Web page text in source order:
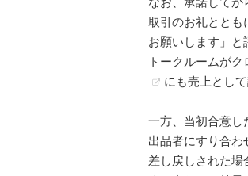
取引のお礼とと
お願いします」と
トークルームが
にも売上として
一方、当初合意
出品者にすり合わ
差し戻しされた場